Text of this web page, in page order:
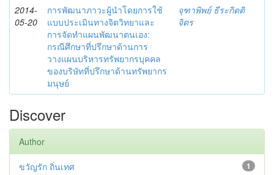
2014-
05-20
การพัฒนาภาวะผู้นำโดยการใช้
แบบประเมินทางจิตวิทยาและ
การจัดทำแผนพัฒนาตนเอง:
กรณีศึกษาที่ปรึกษาด้านการ
วางแผนบริหารทรัพยากรบุคคล
ของบริษัทที่ปรึกษาด้านทรัพยากร
มนุษย์
จุฑาพิพย์ ธีระกิตติ
จิตร
Discover
Author
1
ขวัญรัก ถิ่นเทศ